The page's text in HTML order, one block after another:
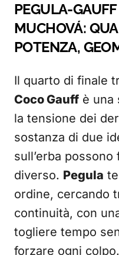
PEGULA-
MUCHOVÁ:
POTENZA,
Il quarto di finale
Coco Gauff è una
la tensione dei
sostanza di due
sull’erba
diverso. Pegula
ordine, cercando
continuità, con
togliere tempo
forzare ogni colpo.